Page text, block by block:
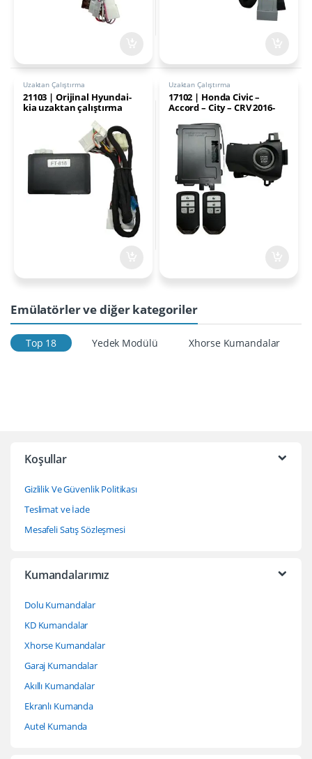
Uzaktan Çalıştırma
21103 | Orijinal Hyundai-
kia uzaktan çalıştırma
Uzaktan Çalıştırma
17102 | Honda Civic –
Accord – City – CRV 2016-
Sistemi Paneli
Emülatörler ve diğer kategoriler
Top 18 Yedek Modülü Xhorse Kumandalar
Koşullar
Gizlilik Ve Güvenlik Politikası
Teslimat ve İade
Mesafeli Satış Sözleşmesi
Kumandalarımız
Dolu Kumandalar
KD Kumandalar
Xhorse Kumandalar
Garaj Kumandalar
Akıllı Kumandalar
Ekranlı Kumanda
Autel Kumanda